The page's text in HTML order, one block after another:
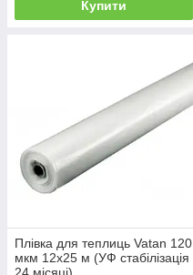
Купити
Плівка для теплиць Vatan 120
мкм 12х25 м (УФ стабілізація